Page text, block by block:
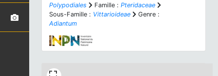
Polypodiales
Famille : Pteridaceae
Sous-Famille : Vittarioideae
Genre :
Adiantum